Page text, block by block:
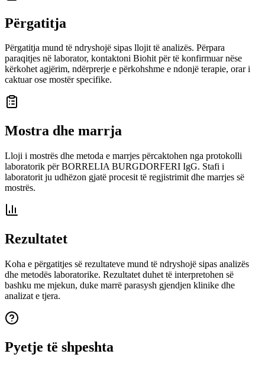
Përgatitja
Përgatitja mund të ndryshojë sipas llojit të analizës. Përpara
paraqitjes në laborator, kontaktoni Biohit për të konfirmuar nëse
kërkohet agjërim, ndërprerje e përkohshme e ndonjë terapie, orar i
caktuar ose mostër specifike.
Mostra dhe marrja
Lloji i mostrës dhe metoda e marrjes përcaktohen nga protokolli
laboratorik për BORRELIA BURGDORFERI IgG. Stafi i
laboratorit ju udhëzon gjatë procesit të regjistrimit dhe marrjes së
mostrës.
Rezultatet
Koha e përgatitjes së rezultateve mund të ndryshojë sipas analizës
dhe metodës laboratorike. Rezultatet duhet të interpretohen së
bashku me mjekun, duke marrë parasysh gjendjen klinike dhe
analizat e tjera.
Pyetje të shpeshta